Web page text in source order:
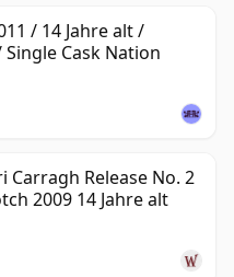
/ 14 Jahre alt /
Cask Nation
Carragh Release No. 2
2009 14 Jahre alt